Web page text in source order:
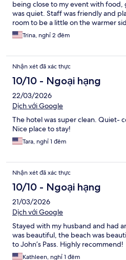
being close to my event with food,
was quiet. Staff was friendly and
room to be a little on the warmer
Trina, nghỉ 2 đêm
Nhận xét đã xác thực
10/10 - Ngoại hạng
22/03/2026
Dịch với Google
The hotel was super clean. Quiet-
Nice place to stay!
Tara, nghỉ 1 đêm
Nhận xét đã xác thực
10/10 - Ngoại hạng
21/03/2026
Dịch với Google
Stayed with my husband and had
was beautiful, the beach was
to John’s Pass. Highly recommend!
Kathleen, nghỉ 1 đêm